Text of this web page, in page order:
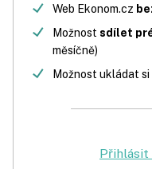
Web Ekonom.cz
Možnost sdílet
měsíčně)
Možnost ukládat
Přihlásit